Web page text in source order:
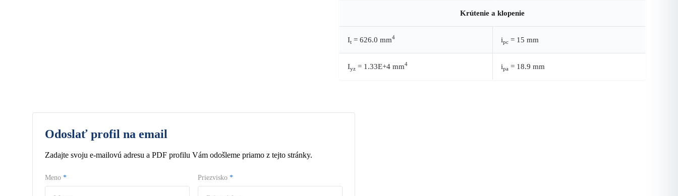
Krútenie a klopenie
It = 626.0 mm4 ipc = 15 mm
Iyz = 1.33E+4 mm4 ipa = 18.9 mm
Odoslať profil na email
Zadajte svoju e-mailovú adresu a PDF profilu Vám odošleme priamo z tejto stránky.
Meno * Priezvisko *